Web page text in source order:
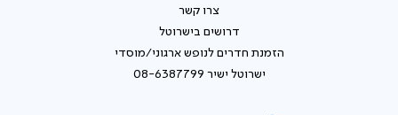
צרו קשר
דרושים בישרוטל
הזמנת חדרים לנופש ארגוני/מוסדי
ישרוטל ישיר 08-6387799